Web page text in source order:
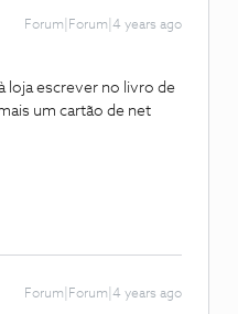
Forum|Forum|4 years ago
loja escrever no livro de
um cartão de net
Forum|Forum|4 years ago